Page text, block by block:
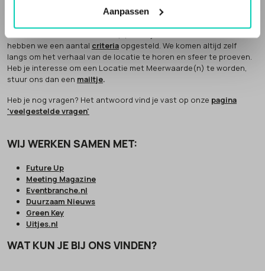
Aanpassen
AANMELDEN LOCATIE
hebben we een aantal criteria opgesteld. We komen altijd zelf
langs om het verhaal van de locatie te horen en sfeer te proeven.
Heb je interesse om een Locatie met Meerwaarde(n) te worden,
stuur ons dan een mailtje.
Heb je nog vragen? Het antwoord vind je vast op onze pagina
'veelgestelde vragen'
WIJ WERKEN SAMEN MET:
Future Up
Meeting Magazine
Eventbranche.nl
Duurzaam Nieuws
Green Key
Uitjes.nl
WAT KUN JE BIJ ONS VINDEN?